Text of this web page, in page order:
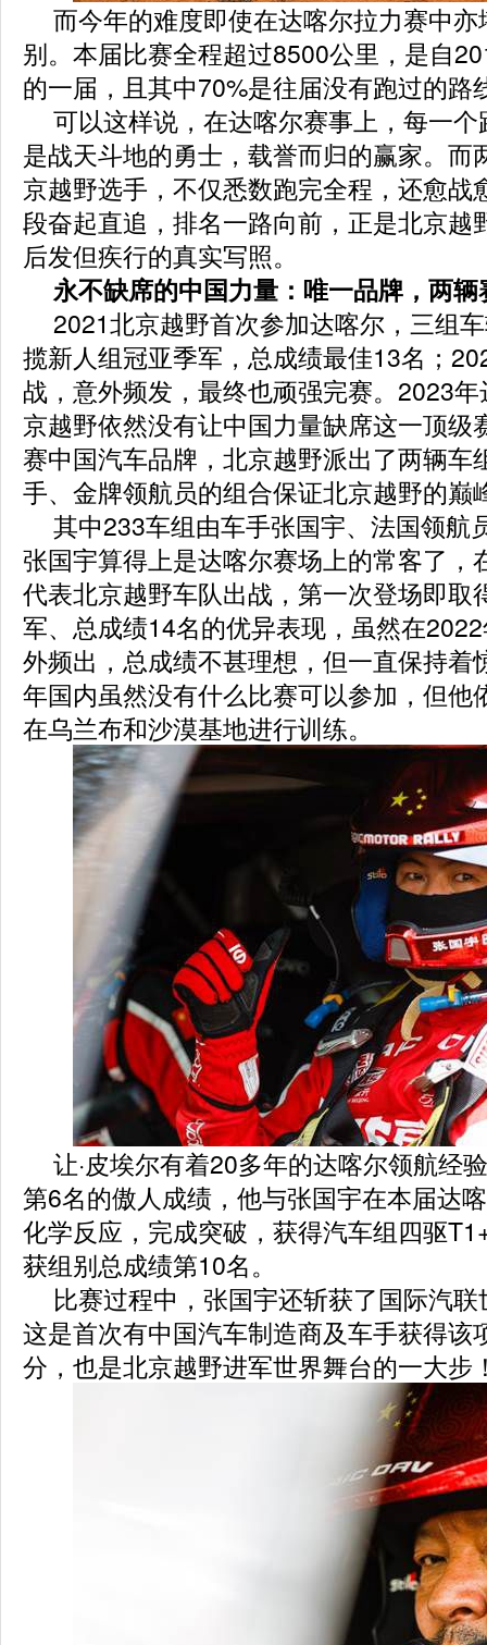
而今年的难度即使在达喀尔拉力赛中
别。本届比赛全程超过8500公里，是自
的一届，且其中70%是往届没有跑过的路
可以这样说，在达喀尔赛事上，每一
是战天斗地的勇士，载誉而归的赢家。而
京越野选手，不仅悉数跑完全程，还愈战
段奋起直追，排名一路向前，正是北京越
后发但疾行的真实写照。
永不缺席的中国力量：唯一品牌，两
2021北京越野首次参加达喀尔，三组
揽新人组冠亚季军，总成绩最佳13名；
战，意外频发，最终也顽强完赛。2023
京越野依然没有让中国力量缺席这一顶级
赛中国汽车品牌，北京越野派出了两辆车
手、金牌领航员的组合保证北京越野的巅
其中233车组由车手张国宇、法国领航
张国宇算得上是达喀尔赛场上的常客了，
代表北京越野车队出战，第一次登场即取
军、总成绩14名的优异表现，虽然在
外频出，总成绩不甚理想，但一直保持着
年国内虽然没有什么比赛可以参加，但他
在乌兰布和沙漠基地进行训练。
让·皮埃尔有着20多年的达喀尔领航经
第6名的傲人成绩，他与张国宇在本届达
化学反应，完成突破，获得汽车组四驱
获组别总成绩第10名。
比赛过程中，张国宇还斩获了国际汽
这是首次有中国汽车制造商及车手获得该
分，也是北京越野进军世界舞台的一大步